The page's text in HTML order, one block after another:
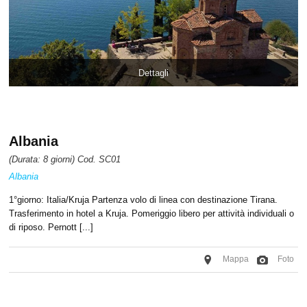
Dettagli
Albania
(Durata: 8 giorni) Cod. SC01
Albania
1°giorno: Italia/Kruja Partenza volo di linea con destinazione Tirana.
Trasferimento in hotel a Kruja. Pomeriggio libero per attività individuali o
di riposo. Pernott [...]
Foto
Mappa